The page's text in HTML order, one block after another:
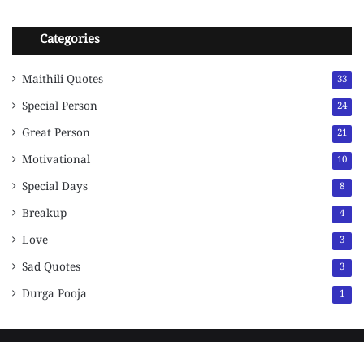
Categories
Maithili Quotes 33
Special Person 24
Great Person 21
Motivational 10
Special Days 8
Breakup 4
Love 3
Sad Quotes 3
Durga Pooja 1